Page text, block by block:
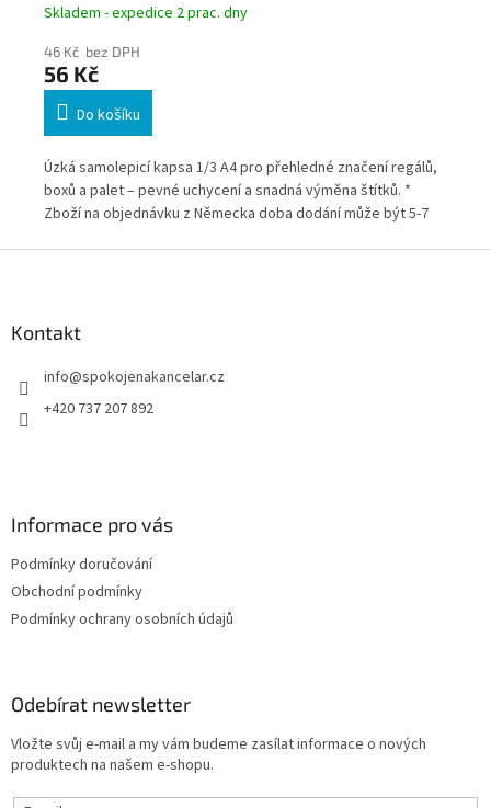
Skladem - expedice 2 prac. dny
46 Kč bez DPH
56 Kč
Do košíku
Úzká samolepicí kapsa 1/3 A4 pro přehledné značení regálů,
boxů a palet – pevné uchycení a snadná výměna štítků. *
Zboží na objednávku z Německa doba dodání může být 5-7
Kontakt
info@spokojenakancelar.cz
+420 737 207 892
Informace pro vás
Podmínky doručování
Obchodní podmínky
Podmínky ochrany osobních údajů
Odebírat newsletter
Vložte svůj e-mail a my vám budeme zasílat informace o nových
produktech na našem e-shopu.